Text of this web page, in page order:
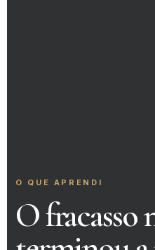
O QUE APRENDI
O fracasso